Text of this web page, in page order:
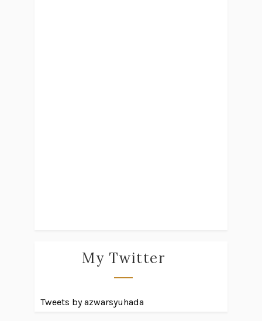
My Twitter
Tweets by azwarsyuhada